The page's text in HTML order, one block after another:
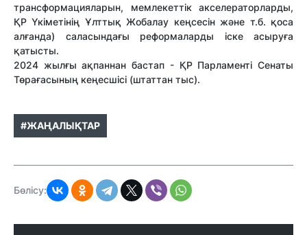
трансформацияларын, мемлекеттік акселераторларды,
ҚР Үкіметінің Ұлттық Жобалау кеңсесін және т.б. қоса
алғанда) саласындағы реформаларды іске асыруға
қатысты.
2024 жылғы ақпаннан бастап - ҚР Парламенті Сенаты
Төрағасының кеңесшісі (штаттан тыс).
#ЖАҢАЛЫҚТАР
Бөлісу: